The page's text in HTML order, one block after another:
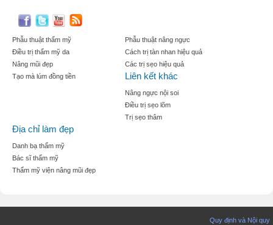
Phẫu thuật thẩm mỹ
Điều trị thẩm mỹ da
Nâng mũi đẹp
Tạo mà lúm đồng tiền
Phẫu thuật nâng ngực
Cách trị tàn nhan hiệu quả
Các trị sẹo hiệu quả
Liên kết khác
Nâng ngực nội soi
Điều trị sẹo lõm
Trị sẹo thâm
Địa chỉ làm đẹp
Danh bạ thẩm mỹ
Bác sĩ thẩm mỹ
Thẩm mỹ viện nâng mũi đẹp
Quy định và Nội quy